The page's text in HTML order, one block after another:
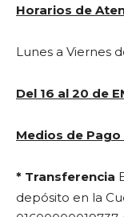
Horarios de
Lunes a Viernes
Del 16 al 20 de
Medios de Pago
* Transferencia
depósito en la